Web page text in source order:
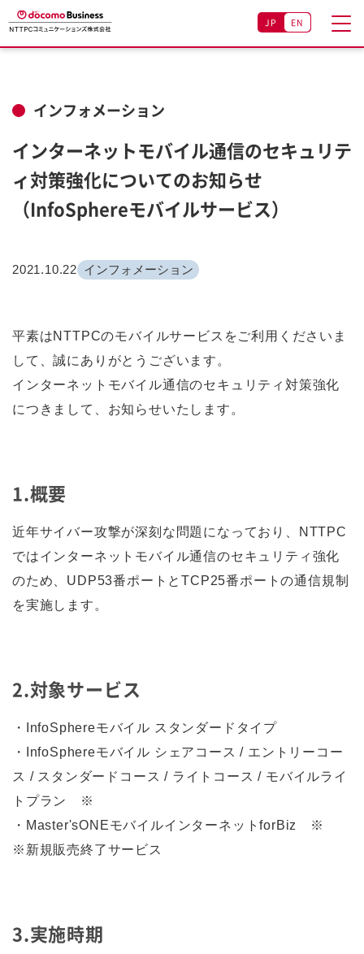
JP EN
インフォメーション
インターネットモバイル通信のセキュリテ
ィ対策強化についてのお知らせ
（InfoSphereモバイルサービス）
2021.10.22 インフォメーション
平素はNTTPCのモバイルサービスをご利用くださいま
して、誠にありがとうございます。
インターネットモバイル通信のセキュリティ対策強化
につきまして、お知らせいたします。
1.概要
近年サイバー攻撃が深刻な問題になっており、NTTPC
ではインターネットモバイル通信のセキュリティ強化
のため、UDP53番ポートとTCP25番ポートの通信規制
を実施します。
2.対象サービス
・InfoSphereモバイル スタンダードタイプ
・InfoSphereモバイル シェアコース / エントリーコー
ス / スタンダードコース / ライトコース / モバイルライ
トプラン ※
・Master'sONEモバイルインターネットforBiz ※
※新規販売終了サービス
3.実施時期